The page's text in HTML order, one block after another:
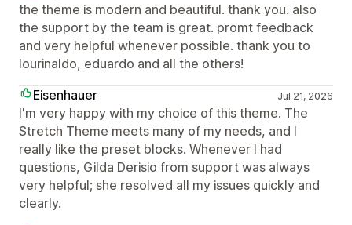
the theme is modern and beautiful. thank you. also
the support by the team is great. promt feedback
and very helpful whenever possible. thank you to
lourinaldo, eduardo and all the others!
Eisenhauer
Jul 21, 2026
I'm very happy with my choice of this theme. The
Stretch Theme meets many of my needs, and I
really like the preset blocks. Whenever I had
questions, Gilda Derisio from support was always
very helpful; she resolved all my issues quickly and
clearly.